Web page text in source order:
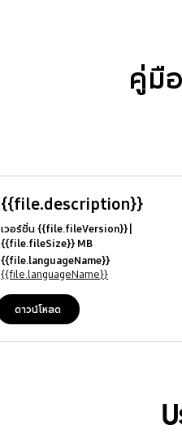
คู่มื
{{file.description}}
เวอร์ชั่น {{file.fileVersion}}
{{file.fileSize}} MB
{{file.fileModifiedDate}}
{{file.osNames}}
{{file.languageName}}
{{file.languageName}}
ดาวน์โหลด